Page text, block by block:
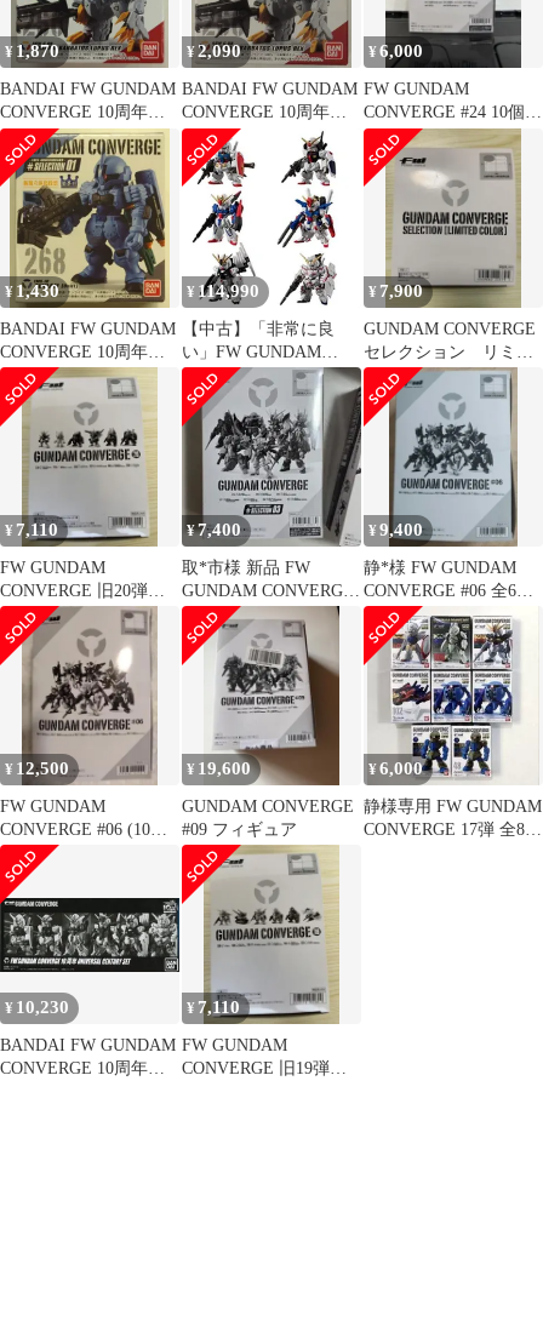
¥ 1,870
BANDAI FW GUNDAM
CONVERGE 10周年
#SELECTION 01 ガン
ダムバルバトスルプス
レクス 266
¥2,090
BANDAI FW GUNDAM
CONVERGE 10周年
#SELECTION 01 ガン
ダムバルバトスルプス
レクス 266
¥6,000
FW GUNDAM
CONVERGE #24 10個入
BOX
¥ 1,430
BANDAI FW GUNDAM
CONVERGE 10周年
#SELECTION 01 ヅダ(1
番機) 268
¥ 114,990
【中古】「非常に良
い」FW GUNDAM
CONVERGE 10周年
UNIVERSAL CENTURY
SET
¥ 7,900
GUNDAM CONVERGE
セレクション リミテ
ッドカラー 8個入り
¥ 7,110
FW GUNDAM
CONVERGE 旧20弾
10個入り BOX
¥7,400
取*市様 新品 FW
GUNDAM CONVERGE
10周年 ♯SELECTI
¥9,400
静*様 FW GUNDAM
CONVERGE #06 全6種
セット
¥ 12,500
FW GUNDAM
CONVERGE #06 (10個
入)
¥ 19,600
GUNDAM CONVERGE
#09 フィギュア
¥6,000
静様専用 FW GUNDAM
CONVERGE 17弾 全8種
¥ 10,230
BANDAI FW GUNDAM
CONVERGE 10周年
¥ 7,110
FW GUNDAM
CONVERGE 旧19弾